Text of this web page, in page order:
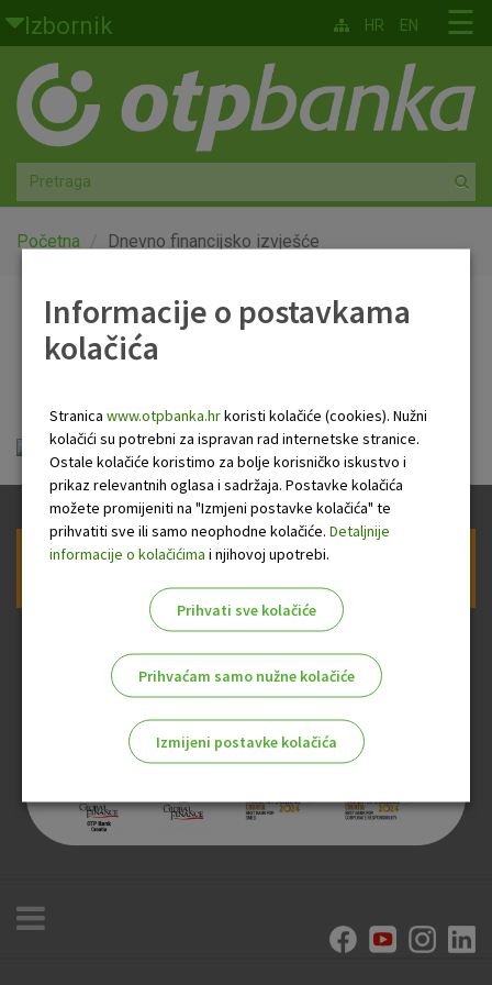
Skoči na glavni sadržaj
Izbornik
Građani
Privatno bankarstvo
Agro
Mala poduzeća i obrtnici
Globalna tržišta
O nama
☰
HR EN
Početna Dnevno financijsko izvješće
Dnevno financijsko
OTP Dnevno financijsko izvješće.pdf
Prijava na newsletter OTP banke
Informacije o postavkama
kolačića
Stranica www.otpbanka.hrkoristi kolačiće (cookies). Nužni
kolačići su potrebni za ispravan rad internetske stranice.
Ostale kolačiće koristimo za bolje korisničko iskustvo i
prikaz relevantnih oglasa i sadržaja. Postavke kolačića
možete promijeniti na "Izmjeni postavke kolačića" te
prihvatiti sve ili samo neophodne kolačiće. Detaljnije
informacije o kolačićima i njihovoj upotrebi.
Prihvati sve kolačiće
Prihvaćam samo nužne kolačiće
Izmijeni postavke kolačića